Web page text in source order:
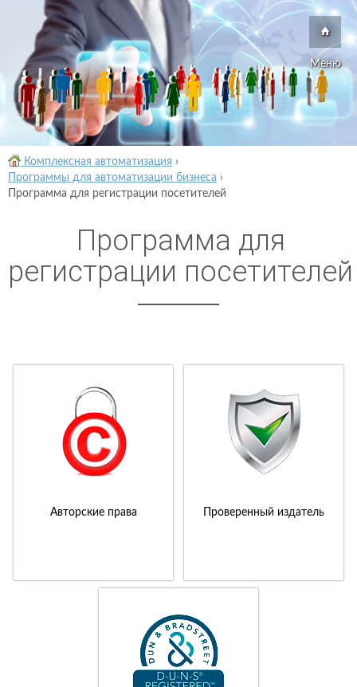
Меню
Комплексная автоматизация ›
Программы для автоматизации бизнеса ›
Программа для регистрации посетителей
Программа для
регистрации посетителей
Авторские права Проверенный издатель